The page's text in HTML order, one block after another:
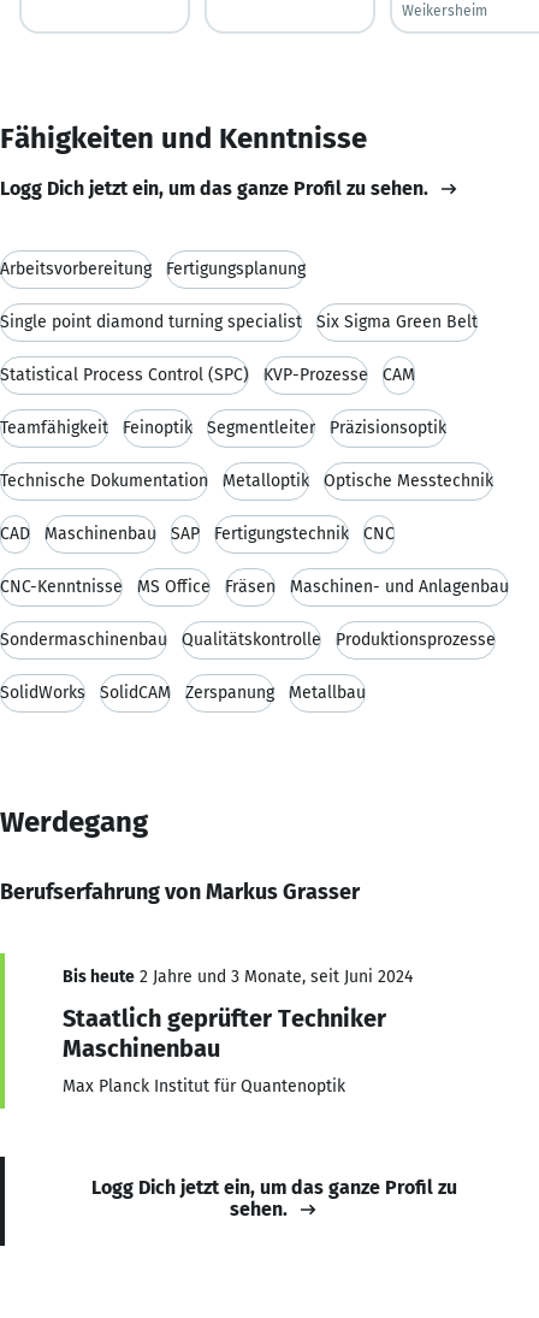
Weikersheim
Fähigkeiten und Kenntnisse
Logg Dich jetzt ein, um das ganze Profil zu sehen.
Arbeitsvorbereitung Fertigungsplanung
Single point diamond turning specialist Six Sigma Green Belt
Statistical Process Control (SPC) KVP-Prozesse CAM
Teamfähigkeit Feinoptik Segmentleiter Präzisionsoptik
Technische Dokumentation Metalloptik Optische Messtechnik
CAD Maschinenbau SAP Fertigungstechnik CNC
CNC-Kenntnisse MS Office Fräsen Maschinen- und Anlagenbau
Sondermaschinenbau Qualitätskontrolle Produktionsprozesse
SolidWorks SolidCAM Zerspanung Metallbau
Werdegang
Berufserfahrung von Markus Grasser
Bis heute 2 Jahre und 3 Monate, seit Juni 2024
Staatlich geprüfter Techniker
Maschinenbau
Max Planck Institut für Quantenoptik
Logg Dich jetzt ein, um das ganze Profil zu
sehen.